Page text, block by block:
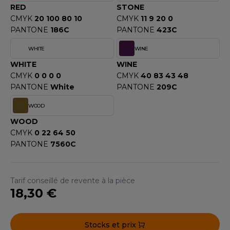
TEXTILE
LEWIS
ATHLETIC® COLLECTION
ETIQUETTE
RED
CMYK 20 100 80 10
PANTONE 186C
STONE
CMYK 11 9 20 0
PANTONE 423C
WHITE
WHITE
CMYK 0 0 0 0
PANTONE White
WINE
WINE
CMYK 40 83 43 48
PANTONE 209C
WOOD
WOOD
CMYK 0 22 64 50
PANTONE 7560C
Tarif conseillé de revente à la pièce
18,30 €
Stocks et prix